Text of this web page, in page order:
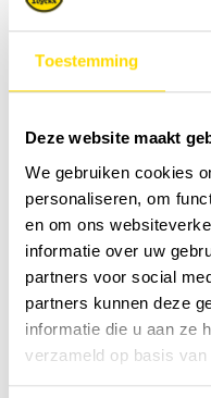
Toestemming
Deze website maakt
We gebruiken cookies
personaliseren, om
en om ons
informatie over uw
partners voor social
partners kunnen deze
informatie die u aan ze
verzameld op basis
être fortement liée
l’agriculture.
cnhcapital.com
Trier par: